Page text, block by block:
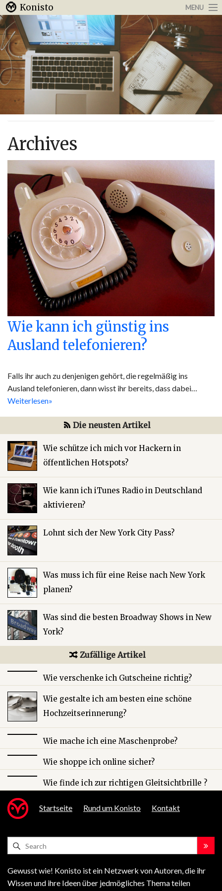
Konisto MENU
Arbeit & Karriere
Internet
Urlaub & Reisen
Archives
Wie kann ich günstig ins
Ausland telefonieren?
Falls ihr auch zu denjenigen gehört, die regelmäßig ins
Ausland telefonieren, dann wisst ihr bereits, dass dabei…
Weiterlesen»
Die neusten Artikel
Wie schütze ich mich vor Hackern in
öffentlichen Hotspots?
Wie kann ich iTunes Radio in Deutschland
aktivieren?
Lohnt sich der New York City Pass?
Was muss ich für eine Reise nach New York
planen?
Was sind die besten Broadway Shows in New
York?
Zufällige Artikel
Wie verschenke ich Gutscheine richtig?
Wie gestalte ich am besten eine schöne
Hochzeitserinnerung?
Wie mache ich eine Maschenprobe?
Wie shoppe ich online sicher?
Wie finde ich zur richtigen Gleitsichtbrille ?
Startseite Rund um Konisto Kontakt
Gewusst wie! Konisto ist ein Netzwerk von Autoren, die ihr
Wissen und ihre Ideen über jedmögliches Thema teilen